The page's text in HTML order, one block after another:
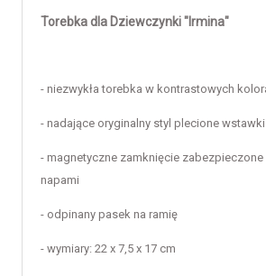
Torebka dla Dziewczynki "Irmina"
- niezwykła torebka w kontrastowych
- nadające oryginalny styl plecione wstawki
- magnetyczne zamknięcie
napami
- odpinany pasek na ramię
- wymiary: 22 x 7,5 x 17 cm